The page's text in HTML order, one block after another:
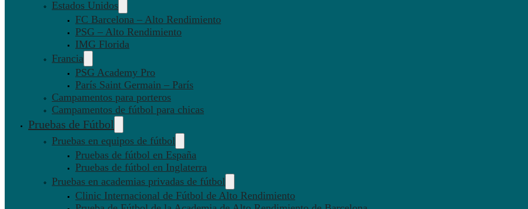
Estados Unidos
FC Barcelona – Alto Rendimiento
PSG – Alto Rendimiento
IMG Florida
Francia
PSG Academy Pro
París Saint Germain – París
Campamentos para porteros
Campamentos de fútbol para chicas
Pruebas de Fútbol
Pruebas en equipos de fútbol
Pruebas de fútbol en España
Pruebas de fútbol en Inglaterra
Pruebas en academias privadas de fútbol
Clinic Internacional de Fútbol de Alto Rendimiento